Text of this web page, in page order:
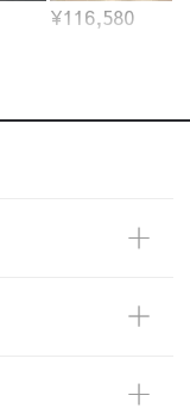
¥116,580